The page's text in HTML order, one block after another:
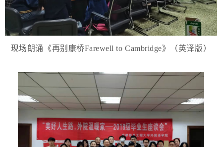
现场朗诵《再别康桥Farewell to Cambridge》（英译版）